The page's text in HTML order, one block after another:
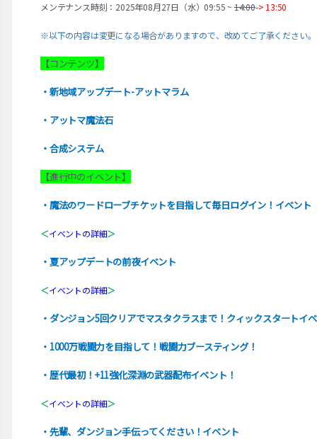
メンテナンス時刻：2025年08月27日（水）09:55 ~14:00-> 13:50
※以下の内容は変更になる場合がありますので、改めてご了承ください。
【コンテンツ】
・新地域アップデート-アットマラム
・アットマ魔法石
・合成システム
【進行中のイベント】
・魔法のワードローブチケットを目指して毎日ログイン！イベント
＜イベントの詳細＞
・夏アップデートの前夜イベント
＜イベントの詳細＞
・ダンジョン5回クリアでマスタクラスまで！クィックスタートイ
・1000万戦闘力を目指して！戦闘力ブースティング！
・歴代最初！+11強化深淵の武器配布イベント！
＜イベントの詳細＞
・先輩、ダンジョン手伝ってください！イベント